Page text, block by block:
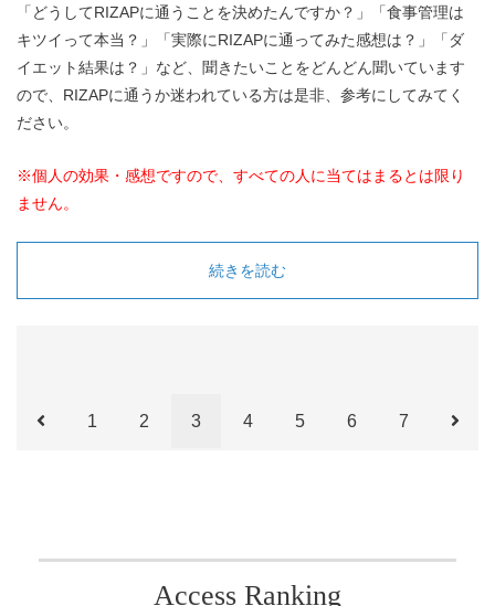
「どうしてRIZAPに通うことを決めたんですか？」「食事管理は
キツイって本当？」「実際にRIZAPに通ってみた感想は？」「ダ
イエット結果は？」など、聞きたいことをどんどん聞いています
ので、RIZAPに通うか迷われている方は是非、参考にしてみてく
ださい。
※個人の効果・感想ですので、すべての人に当てはまるとは限り
ません。
続きを読む
1 2 3 4 5 6 7
Access Ranking